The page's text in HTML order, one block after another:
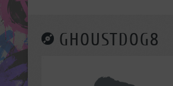
GHOUSTDOG8